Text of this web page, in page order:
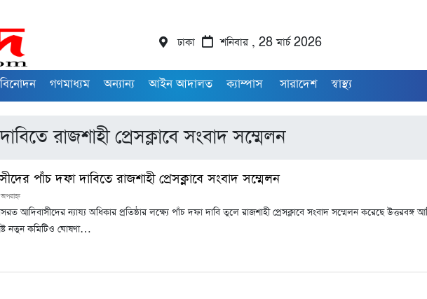
ঢাকা শনিবার , 28 মার্চ 2026
বিনোদন গণমাধ্যম অন্যান্য আইন আদালত ক্যাম্পাস সারাদেশ স্বাস্থ্য
রাজশাহী প্রেসক্লাবে সংবাদ সম্মেলন
পাঁচ দফা দাবিতে রাজশাহী প্রেসক্লাবে সংবাদ সম্মেলন
আদিবাসীদের ন্যায্য অধিকার প্রতিষ্ঠার লক্ষ্যে পাঁচ দফা দাবি তুলে রাজশাহী প্রেসক্লাবে সংবাদ সম্মেলন করেছে
নতুন কমিটিও ঘোষণা…